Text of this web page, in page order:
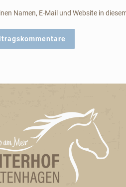
Namen, E-Mail und Website in